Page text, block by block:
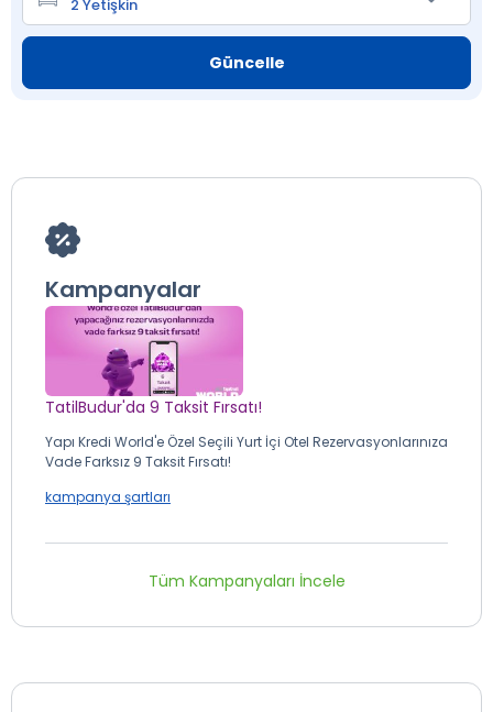
Güncelle
Kampanyalar
TatilBudur'da 9 Taksit Fırsatı!
Yapı Kredi World'e Özel Seçili Yurt İçi Otel Rezervasyonlarınıza
Vade Farksız 9 Taksit Fırsatı!
kampanya şartları
Tüm Kampanyaları İncele